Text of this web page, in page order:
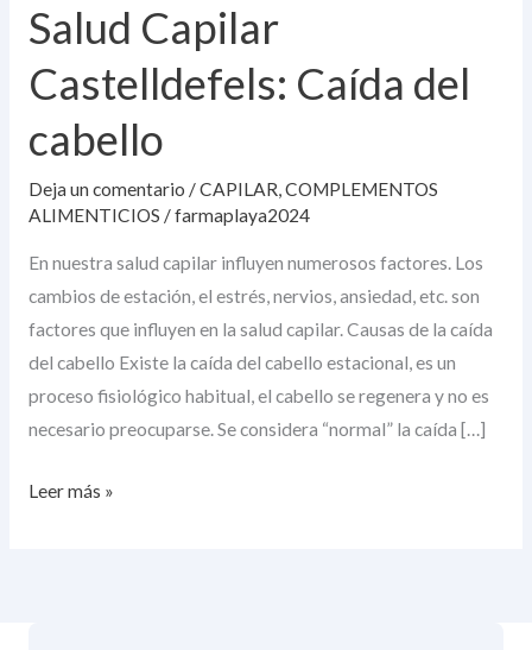
Salud Capilar
Castelldefels: Caída del
cabello
Deja un comentario /CAPILAR,COMPLEMENTOS
ALIMENTICIOS /farmaplaya2024
En nuestra salud capilar influyen numerosos factores. Los
cambios de estación, el estrés, nervios, ansiedad, etc. son
factores que influyen en la salud capilar. Causas de la caída
del cabello Existe la caída del cabello estacional, es un
proceso fisiológico habitual, el cabello se regenera y no es
necesario preocuparse. Se considera “normal” la caída […]
Castelldefels:
del
cabello
Leer más »